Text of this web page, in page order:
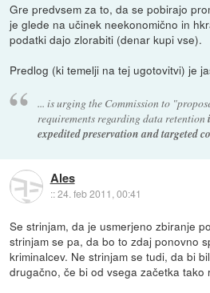
Gre predvsem za to, da se pobirajo
je glede na učinek neekonomično in
podatki dajo zlorabiti (denar kupi vse).
Predlog (ki temelji na tej ugotovitvi) je
... is urging the Commission to
requirements regarding data retention
expedited preservation and targeted
Ales
::24. feb 2011, 00:41
Se strinjam, da je usmerjeno zbiranje
strinjam se pa, da bo to zdaj ponovno
kriminalcev. Ne strinjam se tudi, da bi
drugačno, če bi od vsega začetka tako